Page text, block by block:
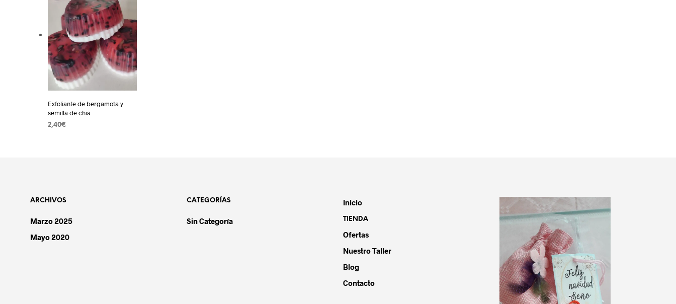
Añadir a la lista de deseos
Exfoliante de bergamota y
semilla de chia
2,40€
ARCHIVOS
Marzo 2025
Mayo 2020
CATEGORÍAS
Sin Categoría
Inicio
TIENDA
Ofertas
Nuestro Taller
Blog
Contacto